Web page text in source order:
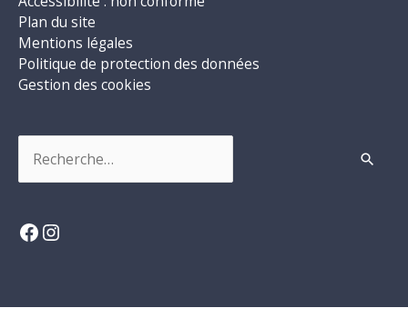
Plan du site
Mentions légales
Politique de protection des données
Gestion des cookies
Facebook
Instagram